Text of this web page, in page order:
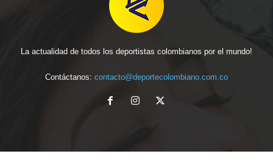
La actualidad de todos los deportistas colombianos por el mundo!
Contáctanos: contacto@deportecolombiano.com.co